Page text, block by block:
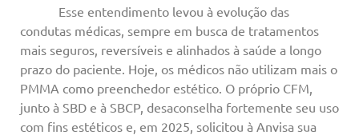
Esse entendimento levou à evolução das
condutas médicas, sempre em busca de tratamentos
mais seguros, reversíveis e alinhados à saúde a longo
prazo do paciente. Hoje, os médicos não utilizam mais o
PMMA como preenchedor estético. O próprio CFM,
junto à SBD e à SBCP, desaconselha fortemente seu uso
com fins estéticos e, em 2025, solicitou à Anvisa sua